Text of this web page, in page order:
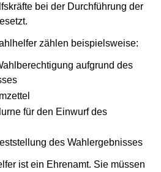
bei der Durchführung der
zählen beispielsweise:
aufgrund des
für den Einwurf des
des Wahlergebnisses
ist ein Ehrenamt. Sie müssen